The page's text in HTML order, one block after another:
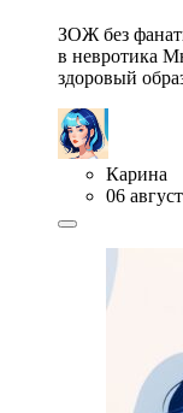
ЗОЖ без
в невротика
здоровый
Карина
06